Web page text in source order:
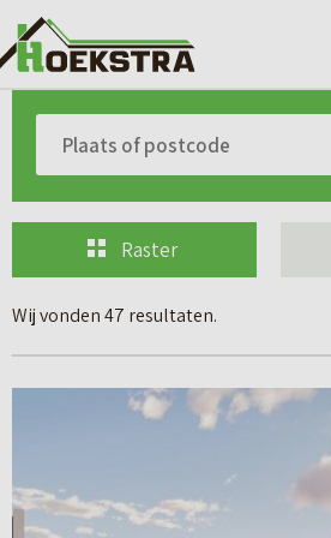
Raster
Wij vonden 47 resultaten.
k
i